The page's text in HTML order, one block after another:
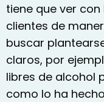
tiene que ver
clientes de
buscar
claros, por
libres de alcohol
como lo ha